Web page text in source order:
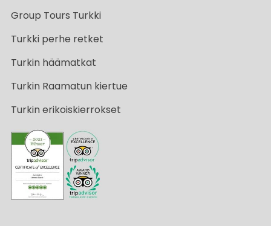
Group Tours Turkki
Turkki perhe retket
Turkin häämatkat
Turkin Raamatun kiertue
Turkin erikoiskierrokset